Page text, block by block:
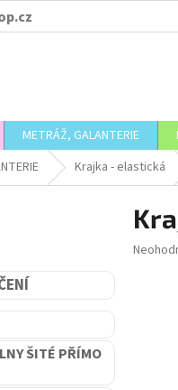
METRÁŽ, GALANTERIE
Krajka - elastická
ŠITÉ PŘÍMO